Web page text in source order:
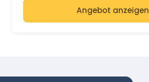
Angebot anzeigen